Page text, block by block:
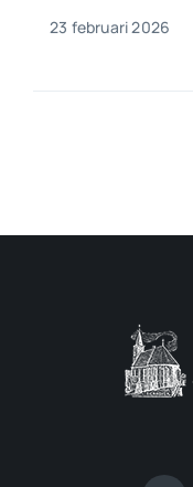
23 februari 2026